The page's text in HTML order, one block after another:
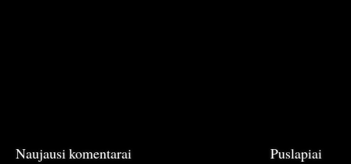
Naujausi komentarai Puslapiai